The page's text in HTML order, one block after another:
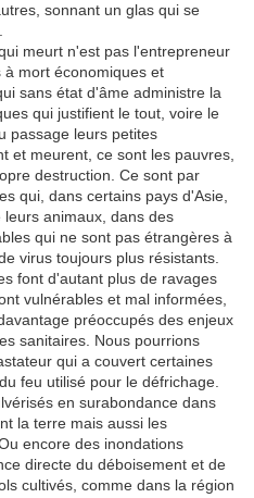
sonnant un glas qui se
meurt n'est pas l'entrepreneur
mort économiques et
sans état d'âme administre la
qui justifient le tout, voire le
passage leurs petites
et meurent, ce sont les pauvres,
destruction. Ce sont par
qui, dans certains pays d'Asie,
animaux, dans des
qui ne sont pas étrangères à
virus toujours plus résistants.
font d'autant plus de ravages
vulnérables et mal informées,
préoccupés des enjeux
sanitaires. Nous pourrions
qui a couvert certaines
feu utilisé pour le défrichage.
en surabondance dans
la terre mais aussi les
encore des inondations
directe du déboisement et de
cultivés, comme dans la région